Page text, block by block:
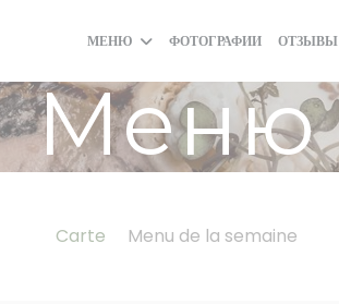
МЕНЮ ФОТОГРАФИИ ОТЗЫВЫ
Меню
Carte Menu de la semaine